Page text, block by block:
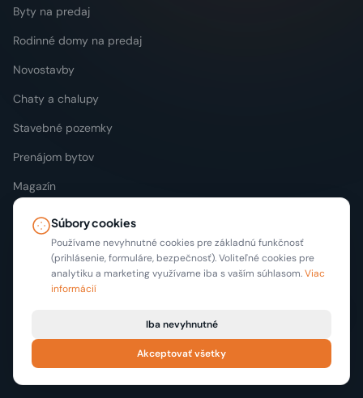
Byty na predaj
Rodinné domy na predaj
Novostavby
Chaty a chalupy
Stavebné pozemky
Prenájom bytov
Magazín
REGIÓNY
Bratislava
Žilina
Súbory cookies
Používame nevyhnutné cookies pre základnú funkčnosť
(prihlásenie, formuláre, bezpečnosť). Voliteľné cookies pre
analytiku a marketing využívame iba s vaším súhlasom.Viac
informácií
Iba nevyhnutné
Akceptovať všetky